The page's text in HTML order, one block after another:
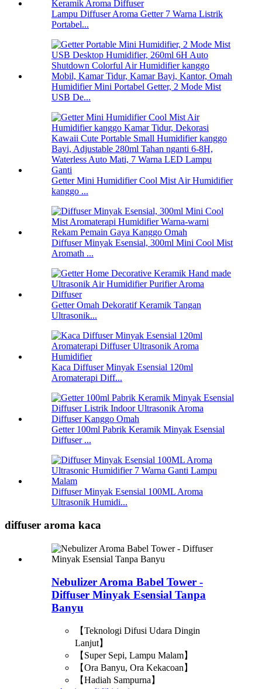
Lampu Diffuser Aroma Getter 7 Warna Listrik
Portabel...
Humidifier Mini Portabel Getter, 2 Mode Mist
USB De...
Getter Mini Humidifier Cool Mist Air Humidifier
kanggo ...
Diffuser Minyak Esensial, 300ml Mini Cool Mist
Aromath ...
Getter Omah Dekoratif Keramik Tangan
Ultrasonik...
Kaca Diffuser Minyak Esensial 120ml
Aromaterapi Diff...
Getter 100ml Pabrik Keramik Minyak Esensial
Diffuser ...
Diffuser Minyak Esensial 100ML Aroma
Ultrasonik Humidi...
diffuser aroma kaca
Nebulizer Aroma Babel Tower -
Diffuser Minyak Esensial Tanpa
Banyu
【Teknologi Difusi Udara Dingin
Lanjut】
【Super Sepi, Lampu Malam】
【Ora Banyu, Ora Kekacoan】
【Hadiah Sampurna】